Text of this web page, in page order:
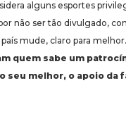
alguns esportes
não ser tão divulgado,
mude, claro para melhor.
quem sabe um
seu melhor, o apoio da